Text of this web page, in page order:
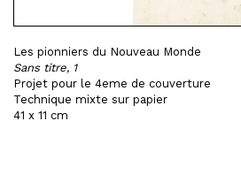
Les pionniers du Nouveau Monde
Sans titre, 1
Projet pour le 4eme de couverture
Technique mixte sur papier
41 x 11 cm